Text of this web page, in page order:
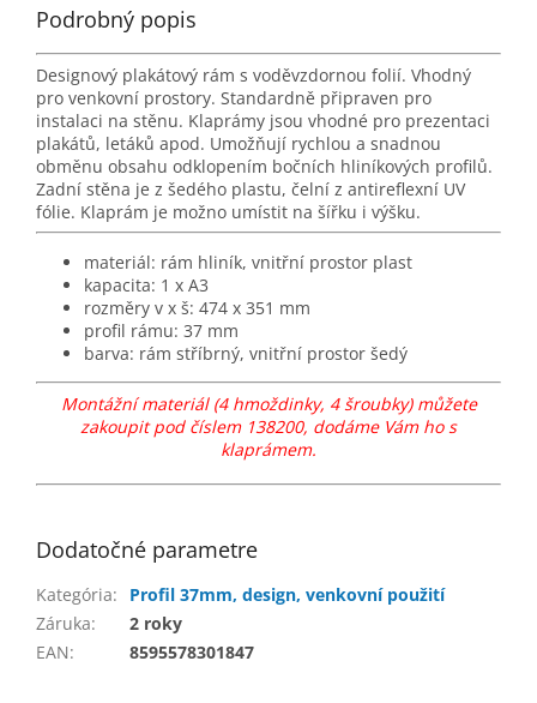
Podrobný popis
Designový plakátový rám s voděvzdornou folií. Vhodný
pro venkovní prostory. Standardně připraven pro
instalaci na stěnu. Klaprámy jsou vhodné pro prezentaci
plakátů, letáků apod. Umožňují rychlou a snadnou
obměnu obsahu odklopením bočních hliníkových profilů.
Zadní stěna je z šedého plastu, čelní z antireflexní UV
fólie. Klaprám je možno umístit na šířku i výšku.
materiál: rám hliník, vnitřní prostor plast
kapacita: 1 x A3
rozměry v x š: 474 x 351 mm
profil rámu: 37 mm
barva: rám stříbrný, vnitřní prostor šedý
Montážní materiál (4 hmoždinky, 4 šroubky) můžete
zakoupit pod číslem 138200, dodáme Vám ho s
klaprámem.
Dodatočné parametre
Kategória:
Profil 37mm, design, venkovní použití
Záruka:
2 roky
EAN: 8595578301847